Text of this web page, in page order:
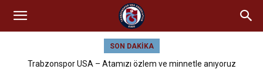
SON DAKIKA
Trabzonspor USA – Atamızı özlem ve minnetle anıyoruz